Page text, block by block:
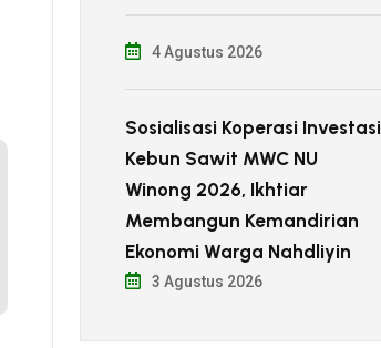
4 Agustus 2026
Sosialisasi Koperasi Investasi
Kebun Sawit MWC NU
Winong 2026, Ikhtiar
Membangun Kemandirian
Ekonomi Warga Nahdliyin
3 Agustus 2026